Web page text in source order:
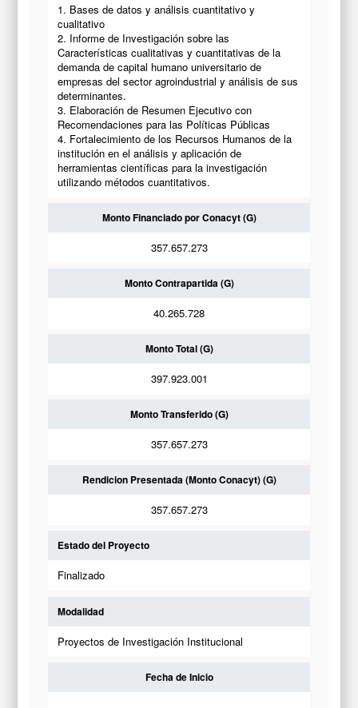
1. Bases de datos y análisis cuantitativo y
cualitativo
2. Informe de Investigación sobre las
Características cualitativas y cuantitativas de la
demanda de capital humano universitario de
empresas del sector agroindustrial y análisis de sus
determinantes.
3. Elaboración de Resumen Ejecutivo con
Recomendaciones para las Políticas Públicas
4. Fortalecimiento de los Recursos Humanos de la
institución en el análisis y aplicación de
herramientas científicas para la investigación
utilizando métodos cuantitativos.
Monto Financiado por Conacyt (G)
357.657.273
Monto Contrapartida (G)
40.265.728
Monto Total (G)
397.923.001
Monto Transferido (G)
357.657.273
Rendicion Presentada (Monto Conacyt) (G)
357.657.273
Estado del Proyecto
Finalizado
Modalidad
Proyectos de Investigación Institucional
Fecha de Inicio